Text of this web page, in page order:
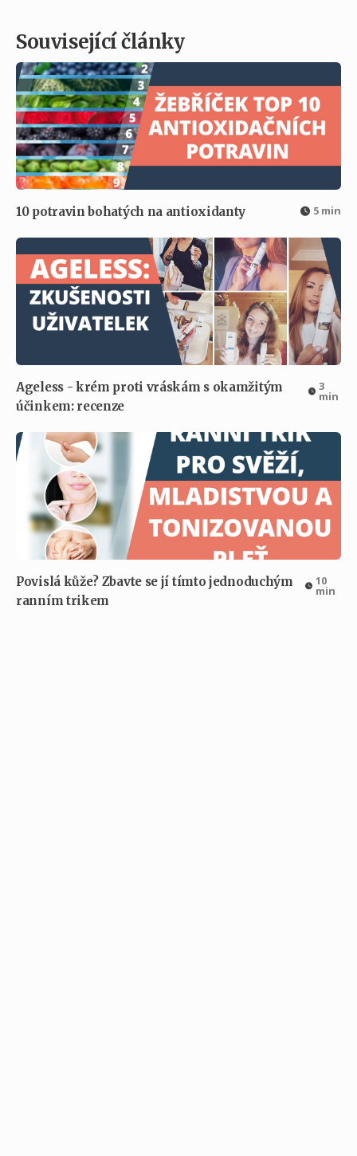
Související články
10 potravin bohatých na antioxidanty 5 min
Ageless - krém proti vráskám s okamžitým
účinkem: recenze
3
min
Povislá kůže? Zbavte se jí tímto jednoduchým
ranním trikem
10
min